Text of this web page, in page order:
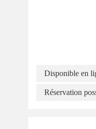
Disponible en
Réservation